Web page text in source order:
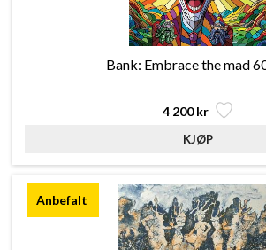
Bank: Embrace the mad
4 200 kr